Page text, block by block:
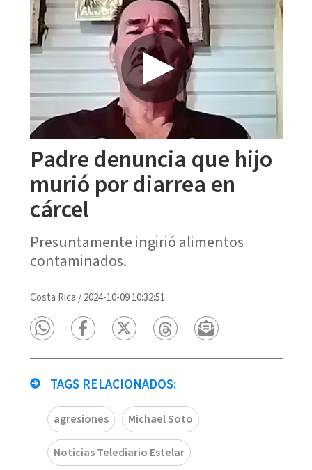
Padre denuncia que hijo
murió por diarrea en
cárcel
Presuntamente ingirió alimentos
contaminados.
Costa Rica /2024-10-09 10:32:51
TAGS RELACIONADOS:
agresiones Michael Soto
Noticias Telediario Estelar